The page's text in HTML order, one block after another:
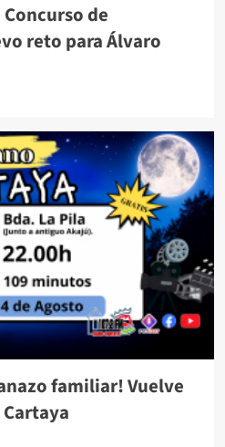
de
reto para Álvaro
familiar! Vuelve